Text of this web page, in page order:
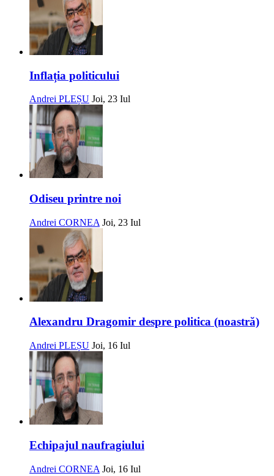
Inflația politicului
Andrei PLEȘU Joi, 23 Iul
Odiseu printre noi
Andrei CORNEA Joi, 23 Iul
Alexandru Dragomir despre politica (noastră)
Andrei PLEȘU Joi, 16 Iul
Echipajul naufragiului
Andrei CORNEA Joi, 16 Iul